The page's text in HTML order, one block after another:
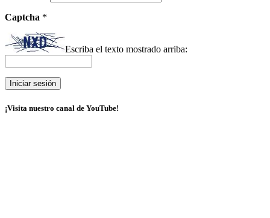
Captcha *
Escriba el texto mostrado arriba:
¡Visita nuestro canal de YouTube!